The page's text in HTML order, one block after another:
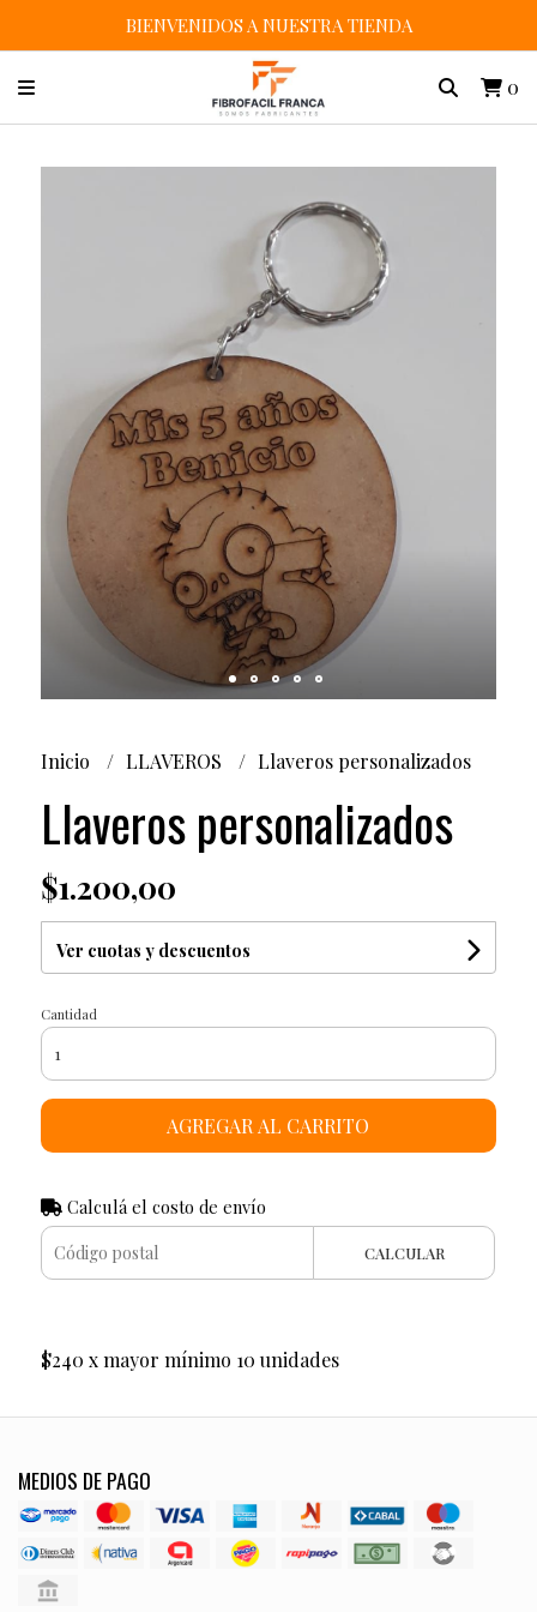
BIENVENIDOS A NUESTRA TIENDA
0
Inicio LLAVEROS Llaveros personalizados
Llaveros personalizados
$1.200,00
Ver cuotas y descuentos
Cantidad
AGREGAR AL CARRITO
Calculá el costo de envío
CALCULAR
$240 x mayor mínimo 10 unidades
MEDIOS DE PAGO